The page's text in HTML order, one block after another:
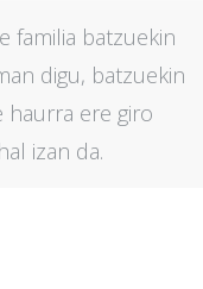
familia batzuekin
digu, batzuekin
haurra ere giro
izan da.